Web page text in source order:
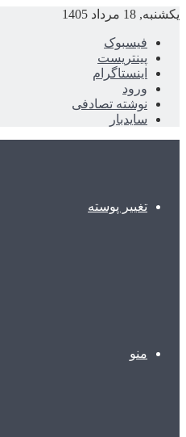
یکشنبه, 18 مرداد 1405
فیسبوک
پینتریست
اینستاگرام
ورود
نوشته تصادفی
سایدبار
تغییر پوسته
منو